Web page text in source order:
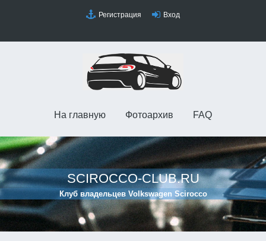
Регистрация Вход
На главную Фотоархив FAQ
SCIROCCO-CLUB.RU
Клуб владельцев Volkswagen Scirocco